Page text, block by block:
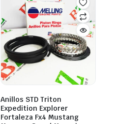
Anillos STD Triton
Expedition Explorer
Fortaleza Fx4 Mustang